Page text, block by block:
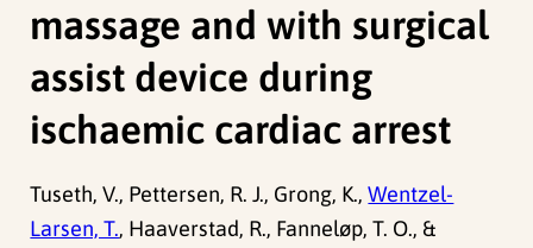
massage and with surgical
assist device during
ischaemic cardiac arrest
Tuseth, V., Pettersen, R. J., Grong, K.,Wentzel-
Larsen, T., Haaverstad, R., Fanneløp, T. O., &